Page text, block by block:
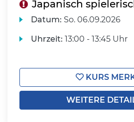
Japanisch
Datum: So. 06.09.2026
Uhrzeit: 13:00 - 13:45 Uhr
KURS
WEITERE